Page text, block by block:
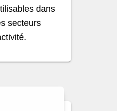
dans
secteurs